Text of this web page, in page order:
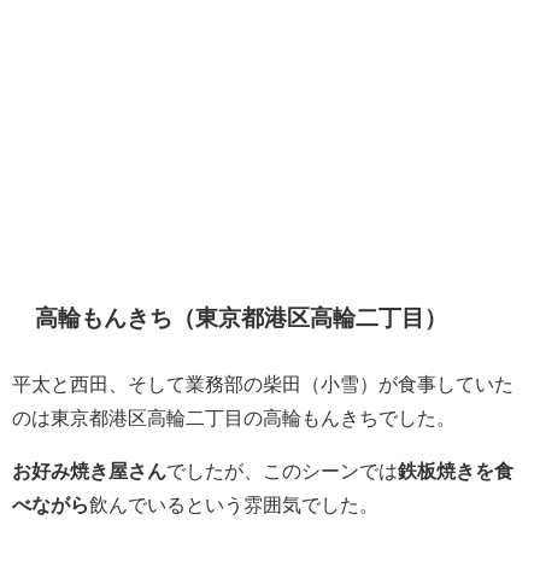
高輪もんきち（東京都港区高輪二丁目）
平太と西田、そして業務部の柴田（小雪）が食事していた
のは東京都港区高輪二丁目の高輪もんきちでした。
お好み焼き屋さんでしたが、このシーンでは鉄板焼きを食
べながら飲んでいるという雰囲気でした。